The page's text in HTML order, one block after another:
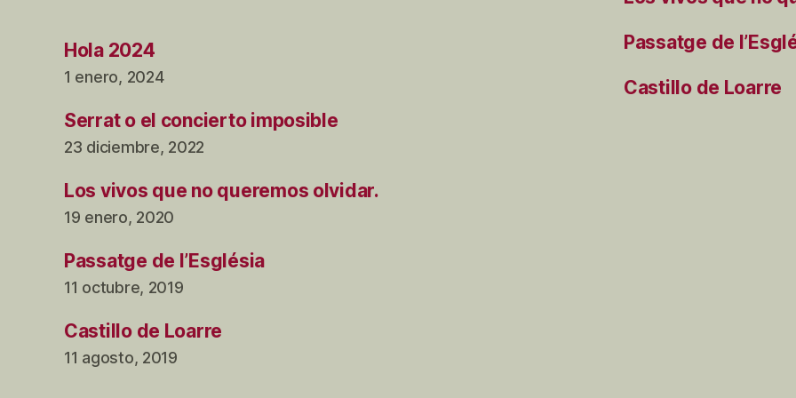
Hola 2024
1 enero, 2024
Serrat o el concierto imposible
23 diciembre, 2022
Los vivos que no queremos olvidar.
19 enero, 2020
Passatge de l’Església
11 octubre, 2019
Castillo de Loarre
11 agosto, 2019
Passatge de
Castillo de Loarre